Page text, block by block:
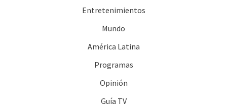
Entretenimientos
Mundo
América Latina
Programas
Opinión
Guía TV